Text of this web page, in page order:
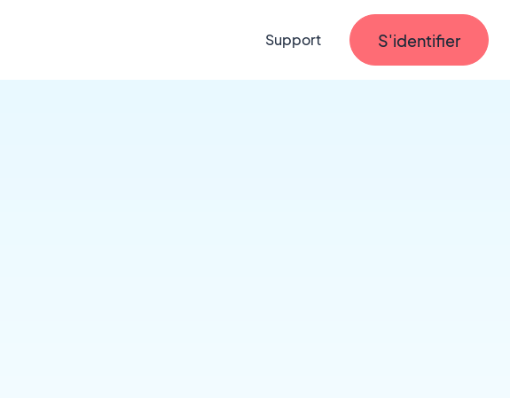
Support S'identifier